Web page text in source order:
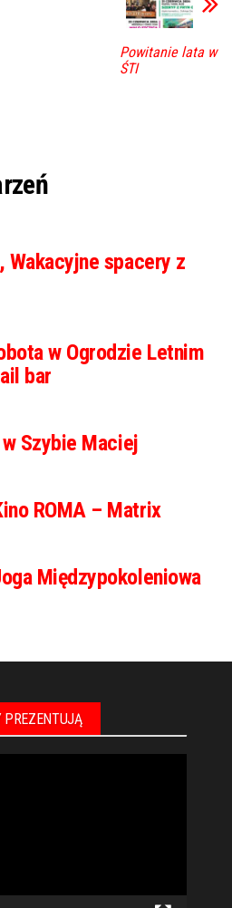
Powitanie lata w
ŚTI
spacery z
w Ogrodzie Letnim
bar
Szybie Maciej
ROMA – Matrix
Międzypokoleniowa
PREZENTUJĄ